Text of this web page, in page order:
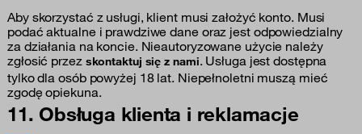
Aby skorzystać z usługi, klient musi założyć konto. Musi
podać aktualne i prawdziwe dane oraz jest odpowiedzialny
za działania na koncie. Nieautoryzowane użycie należy
zgłosić przez skontaktuj się z nami. Usługa jest dostępna
tylko dla osób powyżej 18 lat. Niepełnoletni muszą mieć
zgodę opiekuna.
11. Obsługa klienta i reklamacje